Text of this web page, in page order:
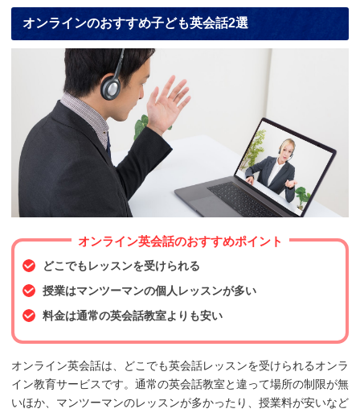
オンラインのおすすめ子ども英会話2選
オンライン英会話のおすすめポイント
どこでもレッスンを受けられる
授業はマンツーマンの個人レッスンが多い
料金は通常の英会話教室よりも安い
オンライン英会話は、どこでも英会話レッスンを受けられるオンラ
イン教育サービスです。通常の英会話教室と違って場所の制限が無
いほか、マンツーマンのレッスンが多かったり、授業料が安いなど